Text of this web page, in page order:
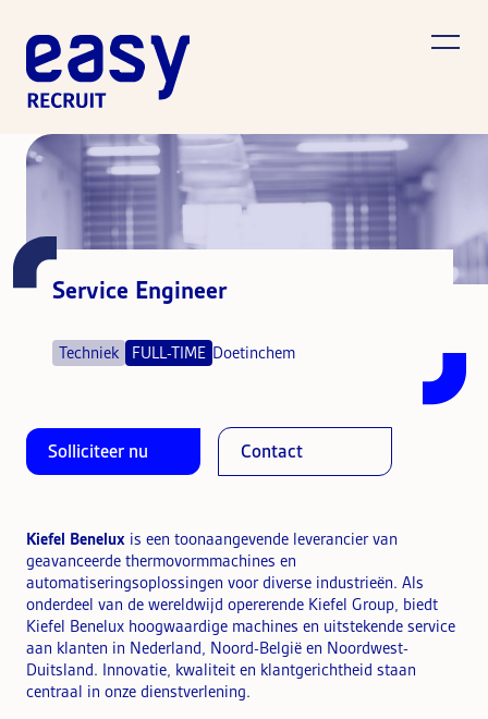
Service Engineer
Techniek FULL-TIME Doetinchem
Solliciteer nu Contact
Kiefel Benelux is een toonaangevende leverancier van
geavanceerde thermovormmachines en
automatiseringsoplossingen voor diverse industrieën. Als
onderdeel van de wereldwijd opererende Kiefel Group, biedt
Kiefel Benelux hoogwaardige machines en uitstekende service
aan klanten in Nederland, Noord-België en Noordwest-
Duitsland. Innovatie, kwaliteit en klantgerichtheid staan
centraal in onze dienstverlening.